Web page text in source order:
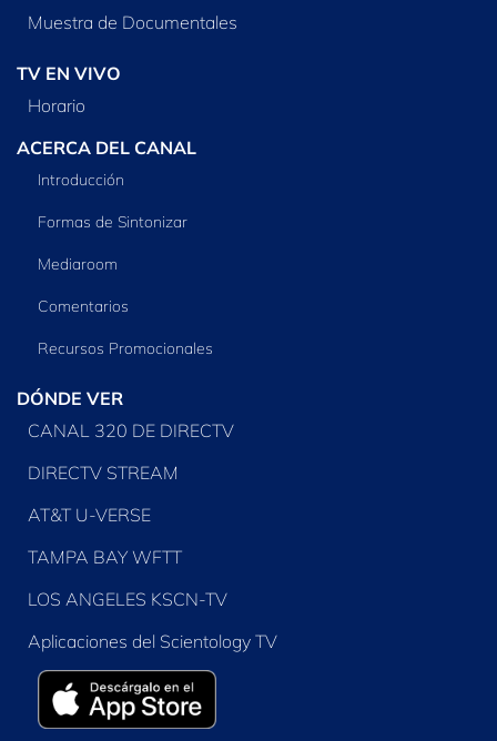
Muestra de Documentales
TV EN VIVO
Horario
ACERCA DEL CANAL
Introducción
Formas de Sintonizar
Mediaroom
Comentarios
Recursos Promocionales
DÓNDE VER
CANAL 320 DE DIRECTV
DIRECTV STREAM
AT&T U-VERSE
TAMPA BAY WFTT
LOS ANGELES KSCN-TV
Aplicaciones del Scientology TV